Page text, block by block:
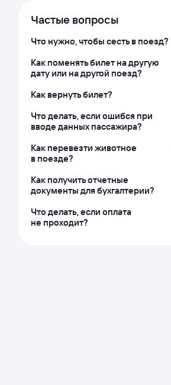
Частые вопросы
Что нужно, чтобы сесть в поезд?
Как поменять билет на другую
дату или на другой поезд?
Как вернуть билет?
Что делать, если ошибся при
вводе данных пассажира?
Как перевезти животное
в поезде?
Как получить отчетные
документы для бухгалтерии?
Что делать, если оплата
не проходит?